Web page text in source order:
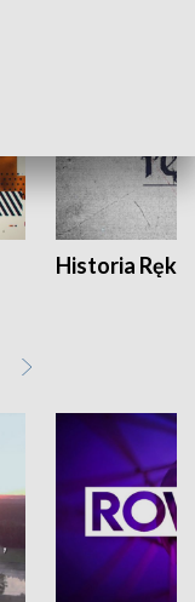
Historia Ręką